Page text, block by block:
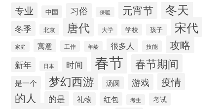
专业 中国 习俗 保暖 元宵节 冬天
冬季 北京 唐代 大学 学校 孩子 宋代
家庭 寓意 工作 年龄 很多人 技能 攻略
新年 日本 时间 春节 春节期间
是一个 梦幻西游 汤圆 游戏 疫情
的人 的是 礼物 红包 考生 考试